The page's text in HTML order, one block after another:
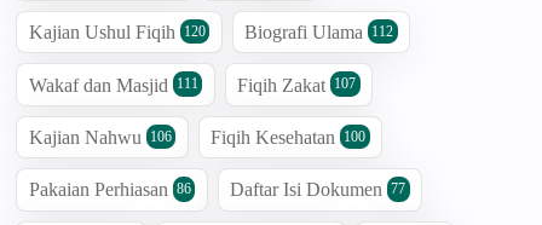
Kajian Ushul Fiqih 120 Biografi Ulama 112
Wakaf dan Masjid 111 Fiqih Zakat 107
Kajian Nahwu 106 Fiqih Kesehatan 100
Pakaian Perhiasan 86 Daftar Isi Dokumen 77